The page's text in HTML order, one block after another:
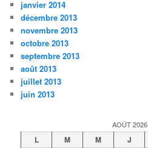
janvier 2014
décembre 2013
novembre 2013
octobre 2013
septembre 2013
août 2013
juillet 2013
juin 2013
AOÛT 2026
L M M J